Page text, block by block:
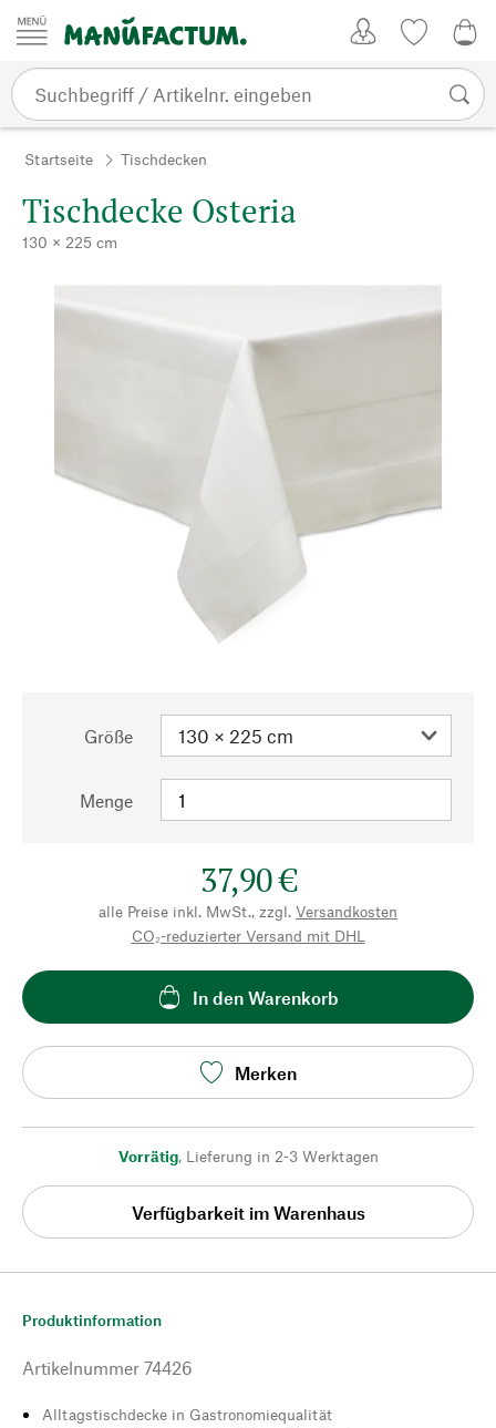
Zum Inhalt springen
Startseite Tischdecken
Tischdecke Osteria
130 × 225 cm
Größe
Menge
37,90 €
alle Preise inkl. MwSt., zzgl. Versandkosten
CO₂-reduzierter Versand mit DHL
In den Warenkorb
Merken
Vorrätig, Lieferung in 2-3 Werktagen
Verfügbarkeit im Warenhaus
Produktinformation
Artikelnummer 74426
Alltagstischdecke in Gastronomiequalität